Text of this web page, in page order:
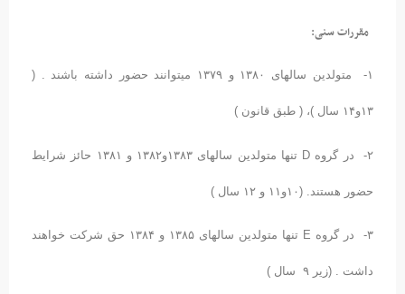
 مقررات سنی:
۱- متولدین سالهای ۱۳۸۰ و ۱۳۷۹ میتوانند حضور داشته باشند . (
۱۳و۱۴ سال )، ( طبق قانون )
۲- در گروه D تنها متولدین سالهای ۱۳۸۳و۱۳۸۲ و ۱۳۸۱ حائز شرایط
حضور هستند. (۱۰و۱۱ و ۱۲ سال )
۳- در گروه E تنها متولدین سالهای ۱۳۸۵ و ۱۳۸۴ حق شرکت خواهند
داشت . (زیر ۹ سال )